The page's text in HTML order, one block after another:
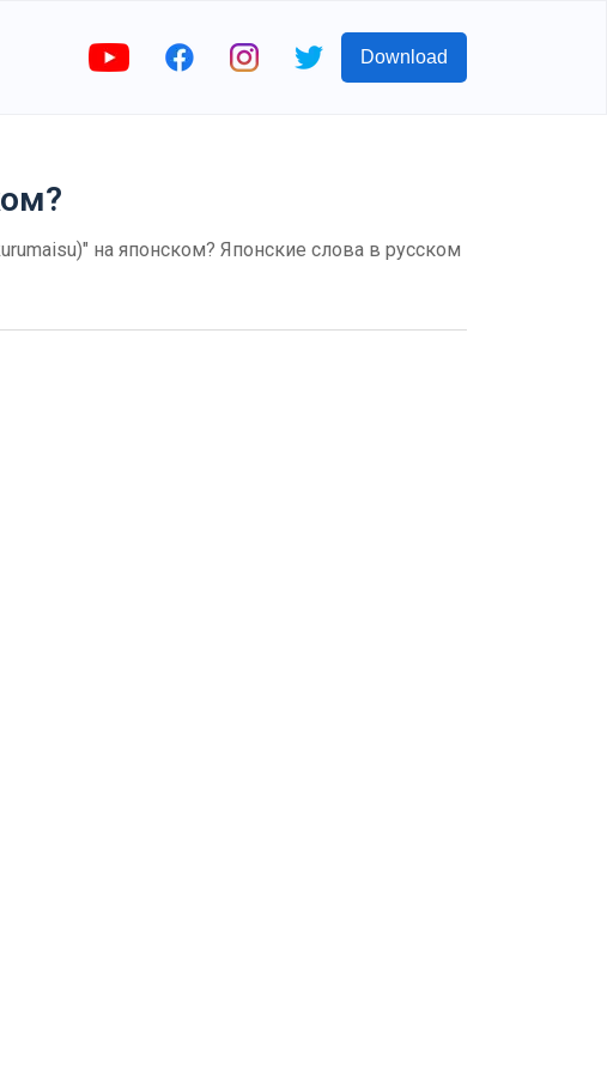
Download
на японском? Японские слова в русском